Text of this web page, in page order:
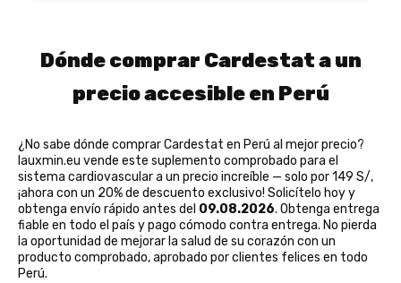
Dónde comprar Cardestat a un
precio accesible en Perú
¿No sabe dónde comprar Cardestat en Perú al mejor precio?
lauxmin.eu vende este suplemento comprobado para el
sistema cardiovascular a un precio increíble — solo por 149 S/,
¡ahora con un 20% de descuento exclusivo! Solicítelo hoy y
obtenga envío rápido antes del 09.08.2026. Obtenga entrega
fiable en todo el país y pago cómodo contra entrega. No pierda
la oportunidad de mejorar la salud de su corazón con un
producto comprobado, aprobado por clientes felices en todo
Perú.